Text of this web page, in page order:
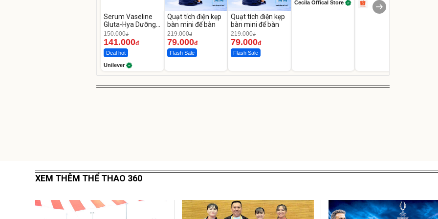
Serum Vaseline
Gluta-Hya Dưỡng
Da Sáng Mịn Sau 7
Ngày
150.000đ
141.000đ
Deal hot
Unilever
Quạt tích điện kẹp
bàn mini để bàn
219.000đ
79.000đ
Flash Sale
Quạt tích điện kẹp
bàn mini để bàn
219.000đ
79.000đ
Flash Sale
Cecila Offical Store
XEM THÊM THỂ THAO 360